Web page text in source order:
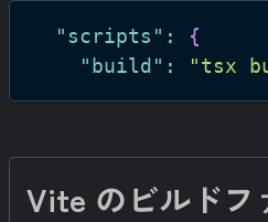
"scripts" :
{
"build" : "tsx
Vite のビルドフ